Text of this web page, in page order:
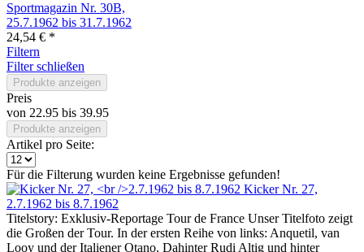
Sportmagazin Nr. 30B,
25.7.1962 bis 31.7.1962
24,54 € *
Filtern
Filter schließen
Produkte anzeigen
Preis
von 22.95 bis 39.95
Produkte anzeigen
Artikel pro Seite:
Für die Filterung wurden keine Ergebnisse gefunden!
Kicker Nr. 27,
2.7.1962 bis 8.7.1962
Titelstory: Exklusiv-Reportage Tour de France Unser Titelfoto zeigt
die Großen der Tour. In der ersten Reihe von links: Anquetil, van
Looy und der Italiener Otano. Dahinter Rudi Altig und hinter